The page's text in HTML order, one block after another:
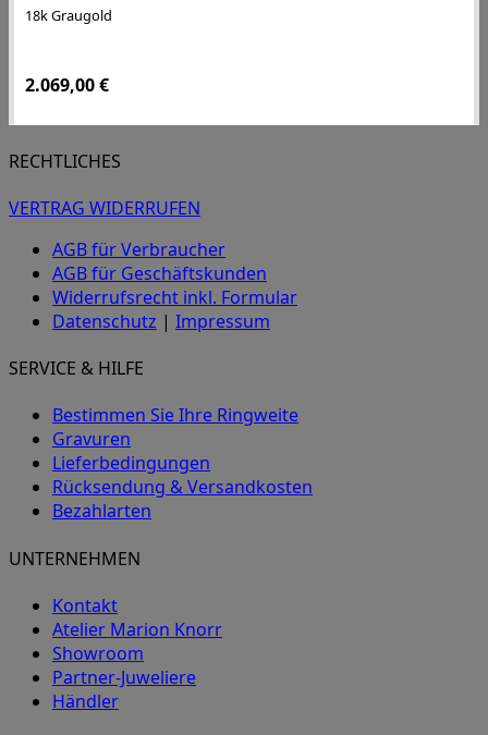
18k Graugold
2.069,00€
RECHTLICHES
VERTRAG WIDERRUFEN
AGB für Verbraucher
AGB für Geschäftskunden
Widerrufsrecht inkl. Formular
Datenschutz | Impressum
SERVICE & HILFE
Bestimmen Sie Ihre Ringweite
Gravuren
Lieferbedingungen
Rücksendung & Versandkosten
Bezahlarten
UNTERNEHMEN
Kontakt
Atelier Marion Knorr
Showroom
Partner-Juweliere
Händler